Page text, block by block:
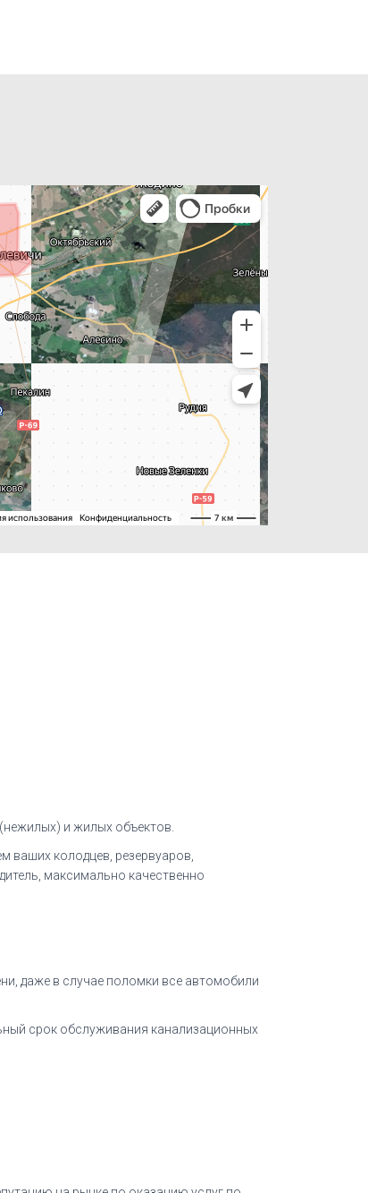
и жилых объектов.
ваших колодцев, резервуаров,
максимально качественно
даже в случае поломки все автомобили
срок обслуживания канализационных